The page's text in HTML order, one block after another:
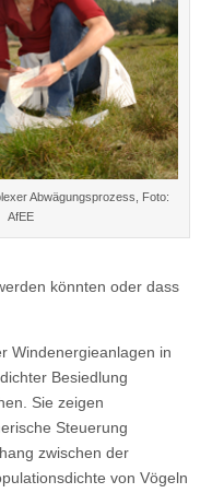
Abwägungsprozess, Foto:
AfEE
könnten oder dass
Windenergieanlagen in
Besiedlung
Sie zeigen
Steuerung
zwischen der
von Vögeln